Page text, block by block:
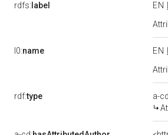
rdfs: label EN
l0:name EN
rdf:type
a-